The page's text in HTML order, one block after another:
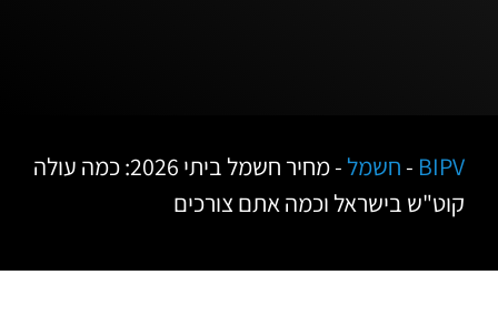
BIPV
-חשמל-
מחיר חשמל ביתי 2026: כמה עולה
קוט"ש בישראל וכמה אתם צורכים